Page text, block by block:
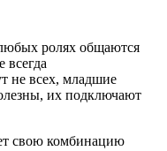
ролях общаются
не всех, младшие
их подключают
свою комбинацию